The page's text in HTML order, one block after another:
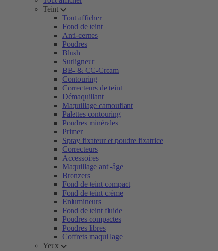
Teint
Tout afficher
Fond de teint
Anti-cernes
Poudres
Blush
Surligneur
BB- & CC-Cream
Contouring
Correcteurs de teint
Démaquillant
Maquillage camouflant
Palettes contouring
Poudres minérales
Primer
Spray fixateur et poudre fixatrice
Correcteurs
Accessoires
Maquillage anti-âge
Bronzers
Fond de teint compact
Fond de teint crème
Enlumineurs
Fond de teint fluide
Poudres compactes
Poudres libres
Coffrets maquillage
Yeux